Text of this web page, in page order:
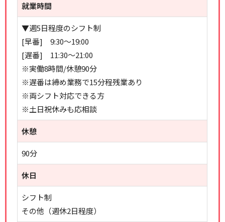
就業時間
▼週5日程度のシフト制
[早番] 9:30～19:00
[遅番] 11:30～21:00
※実働8時間/休憩90分
※遅番は締め業務で15分程残業あり
※両シフト対応できる方
※土日祝休みも応相談
休憩
90分
休日
シフト制
その他（週休2日程度）